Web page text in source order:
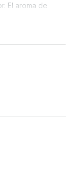
El aroma de
mundos de